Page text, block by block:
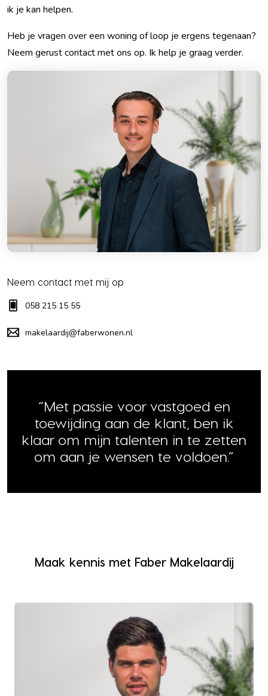
ik je kan helpen.
Heb je vragen over een woning of loop je ergens tegenaan?
Neem gerust contact met ons op. Ik help je graag verder.
Neem contact met mij op
058 215 15 55
makelaardij@faberwonen.nl
“Met passie voor vastgoed en
toewijding aan de klant, ben ik
klaar om mijn talenten in te zetten
om aan je wensen te voldoen.”
Maak kennis met Faber Makelaardij